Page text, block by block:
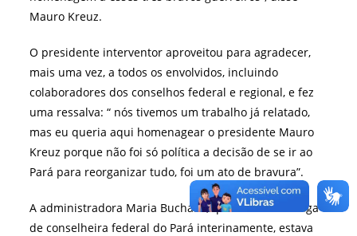
Mauro Kreuz.
O presidente interventor aproveitou para agradecer,
mais uma vez, a todos os envolvidos, incluindo
colaboradores dos conselhos federal e regional, e fez
uma ressalva: “ nós tivemos um trabalho já relatado,
mas eu queria aqui homenagear o presidente Mauro
Kreuz porque não foi só política a decisão de se ir ao
Pará para reorganizar tudo, foi um ato de bravura”.
A administradora Maria Buchalle, que assumiu a vaga
de conselheira federal do Pará interinamente, estava